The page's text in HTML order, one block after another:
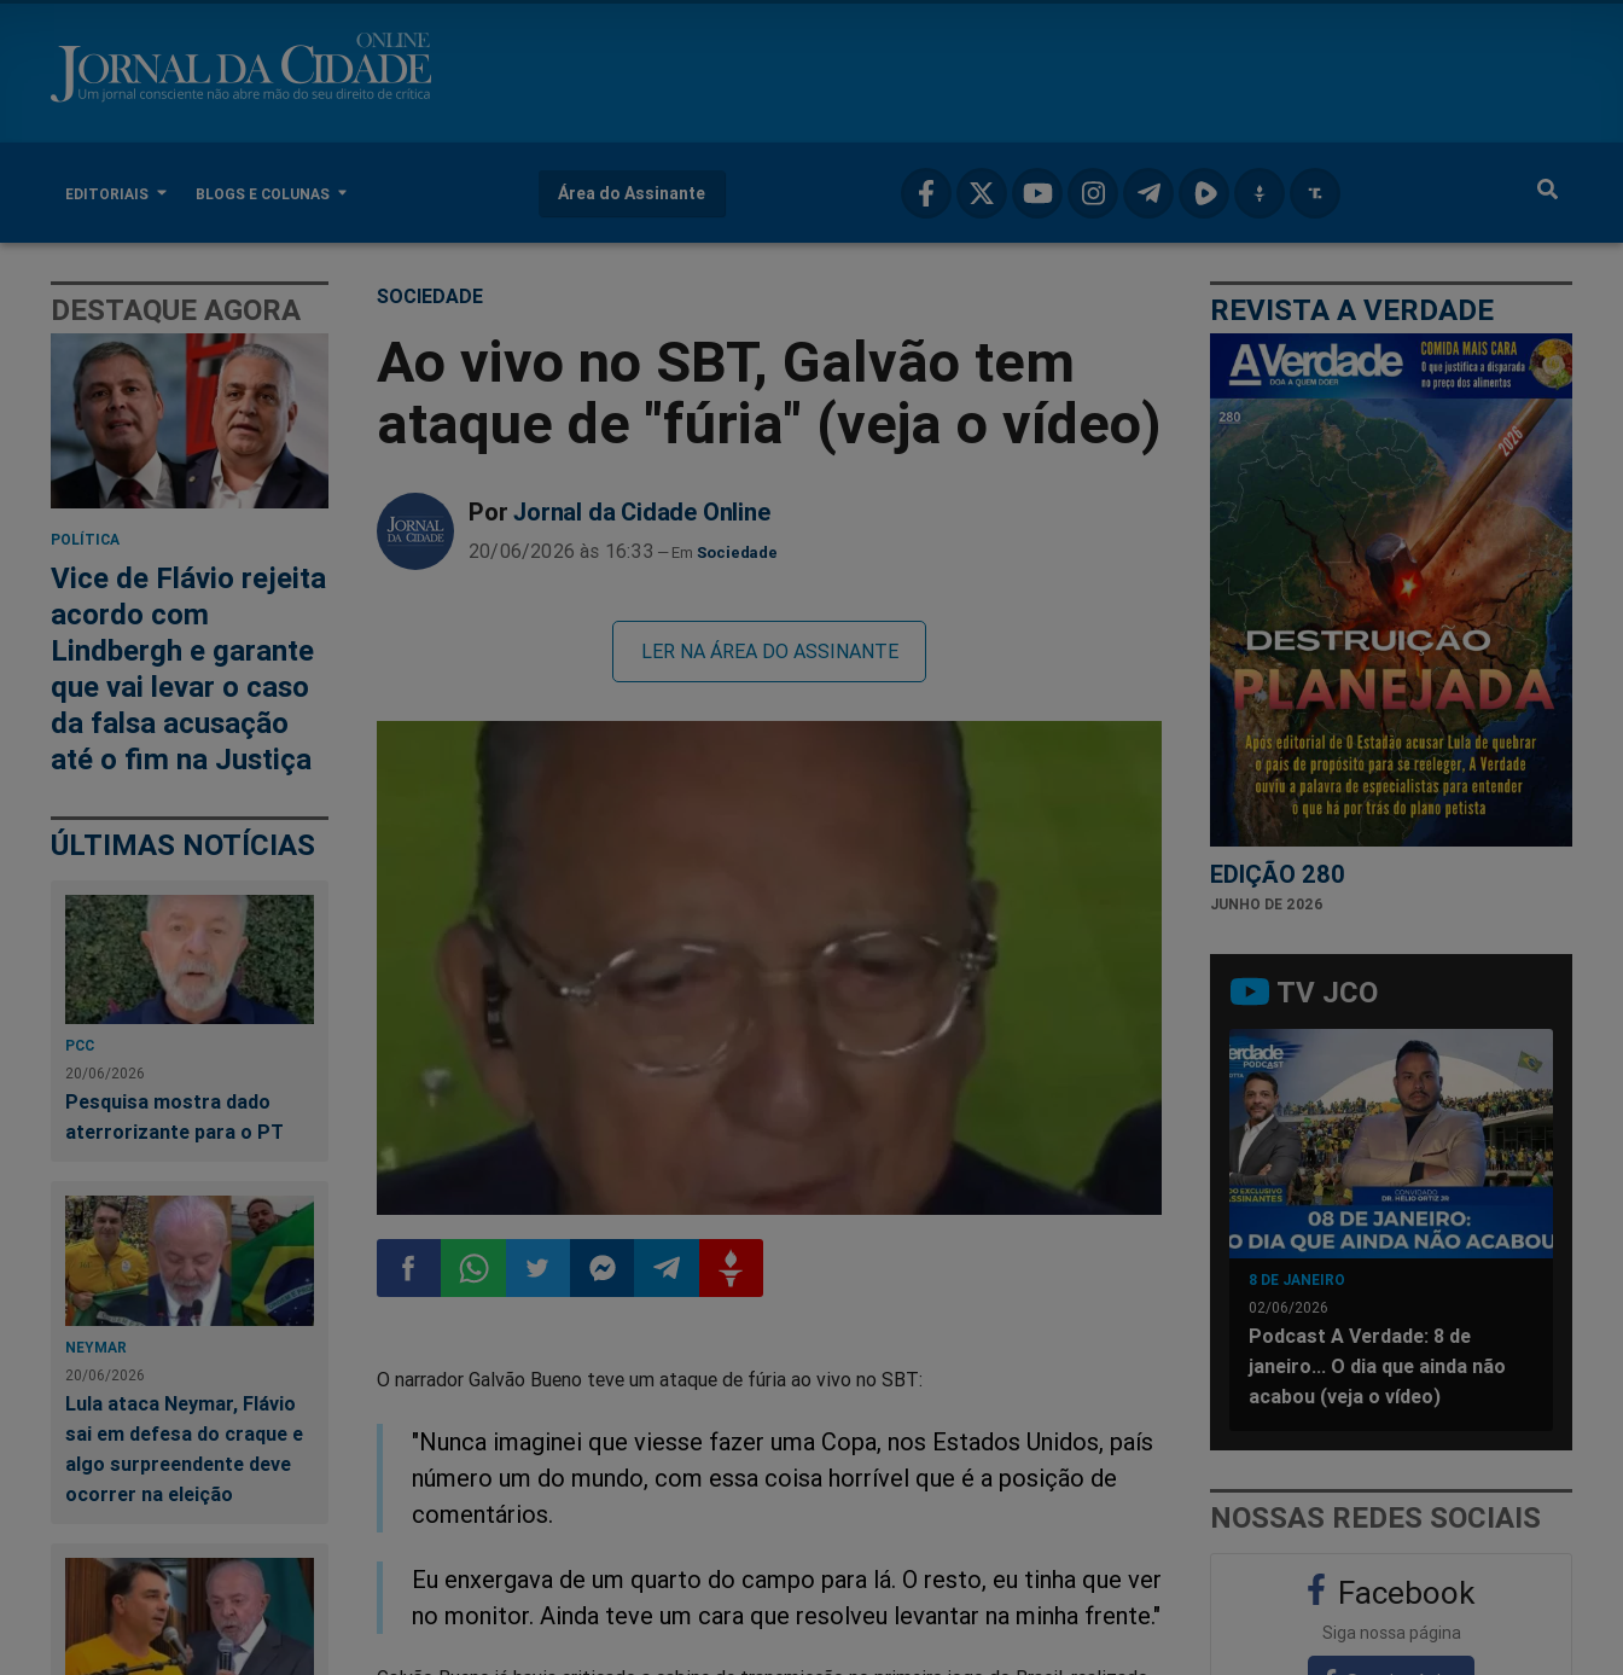
EDITORIAIS BLOGS E COLUNAS Área do Assinante
DESTAQUE AGORA
POLÍTICA
Vice de Flávio rejeita
acordo com
Lindbergh e garante
que vai levar o caso
da falsa acusação
até o fim na Justiça
ÚLTIMAS NOTÍCIAS
PCC
20/06/2026
Pesquisa mostra dado
aterrorizante para o PT
NEYMAR
20/06/2026
Lula ataca Neymar, Flávio
sai em defesa do craque e
algo surpreendente deve
ocorrer na eleição
SOCIEDADE
Ao vivo no SBT, Galvão tem
ataque de "fúria" (veja o vídeo)
Por Jornal da Cidade Online
20/06/2026 às 16:33 Sociedade
LER NA ÁREA DO ASSINANTE
no
Facebook
no
Whatsapp
no
Twitter
no
Messenger
no
Telegram
no
Gettr
O narrador Galvão Bueno teve um ataque de fúria ao vivo no SBT:
"Nunca imaginei que viesse fazer uma Copa, nos Estados Unidos, país
número um do mundo, com essa coisa horrível que é a posição de
comentários.
Eu enxergava de um quarto do campo para lá. O resto, eu tinha que ver
no monitor. Ainda teve um cara que resolveu levantar na minha frente."
REVISTA A VERDADE
EDIÇÃO 280
JUNHO DE 2026
TV JCO
8 DE JANEIRO
02/06/2026
Podcast A Verdade: 8 de
janeiro... O dia que ainda não
acabou (veja o vídeo)
NOSSAS REDES SOCIAIS
Facebook
Siga nossa página